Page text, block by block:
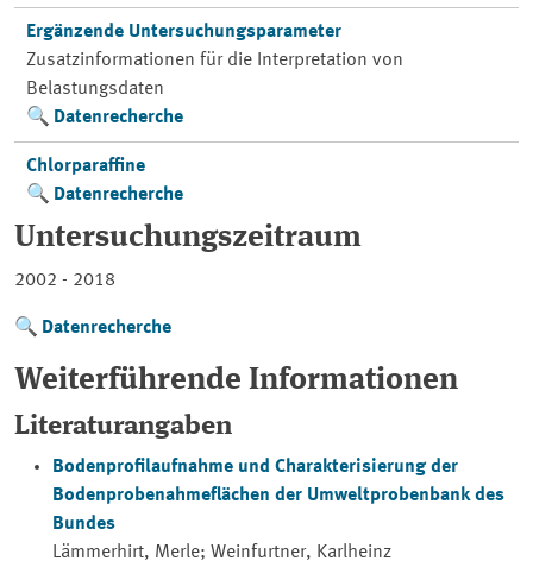
Ergänzende Untersuchungsparameter
Zusatzinformationen für die Interpretation von
Belastungsdaten
Datenrecherche
Chlorparaffine
Datenrecherche
Untersuchungszeitraum
2002 - 2018
Datenrecherche
Weiterführende Informationen
Literaturangaben
Bodenprofilaufnahme und Charakterisierung der
Bodenprobenahmeflächen der Umweltprobenbank des
Bundes
Lämmerhirt, Merle; Weinfurtner, Karlheinz